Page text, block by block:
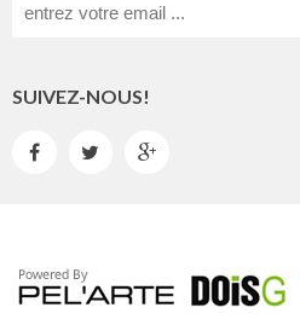
SUIVEZ-NOUS!
  